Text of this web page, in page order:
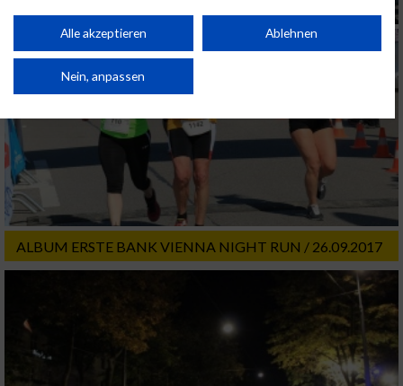
ALBUM ERSTE BANK VIENNA NIGHT RUN / 26.09.2017
Performance von Inhalten. Analyse von Zielgruppen durch Statistiken oder
Kombinationen von Daten aus verschiedenen Quellen. Entwicklung und
von Inhalten.
Daten können außerhalb der Europäischen Union weitergegeben und in die
Website/App.
Partnerliste anzeigen (1 IAB-Anbieter)
Wir nutzen Ihre Daten für folgende Zwecke:
IAB-Verarbeitungszwecke:
auf einem Endgerät
Erstellung von Profilen für personalisierte
Werbung
Alle akzeptieren Ablehnen
Nein, anpassen